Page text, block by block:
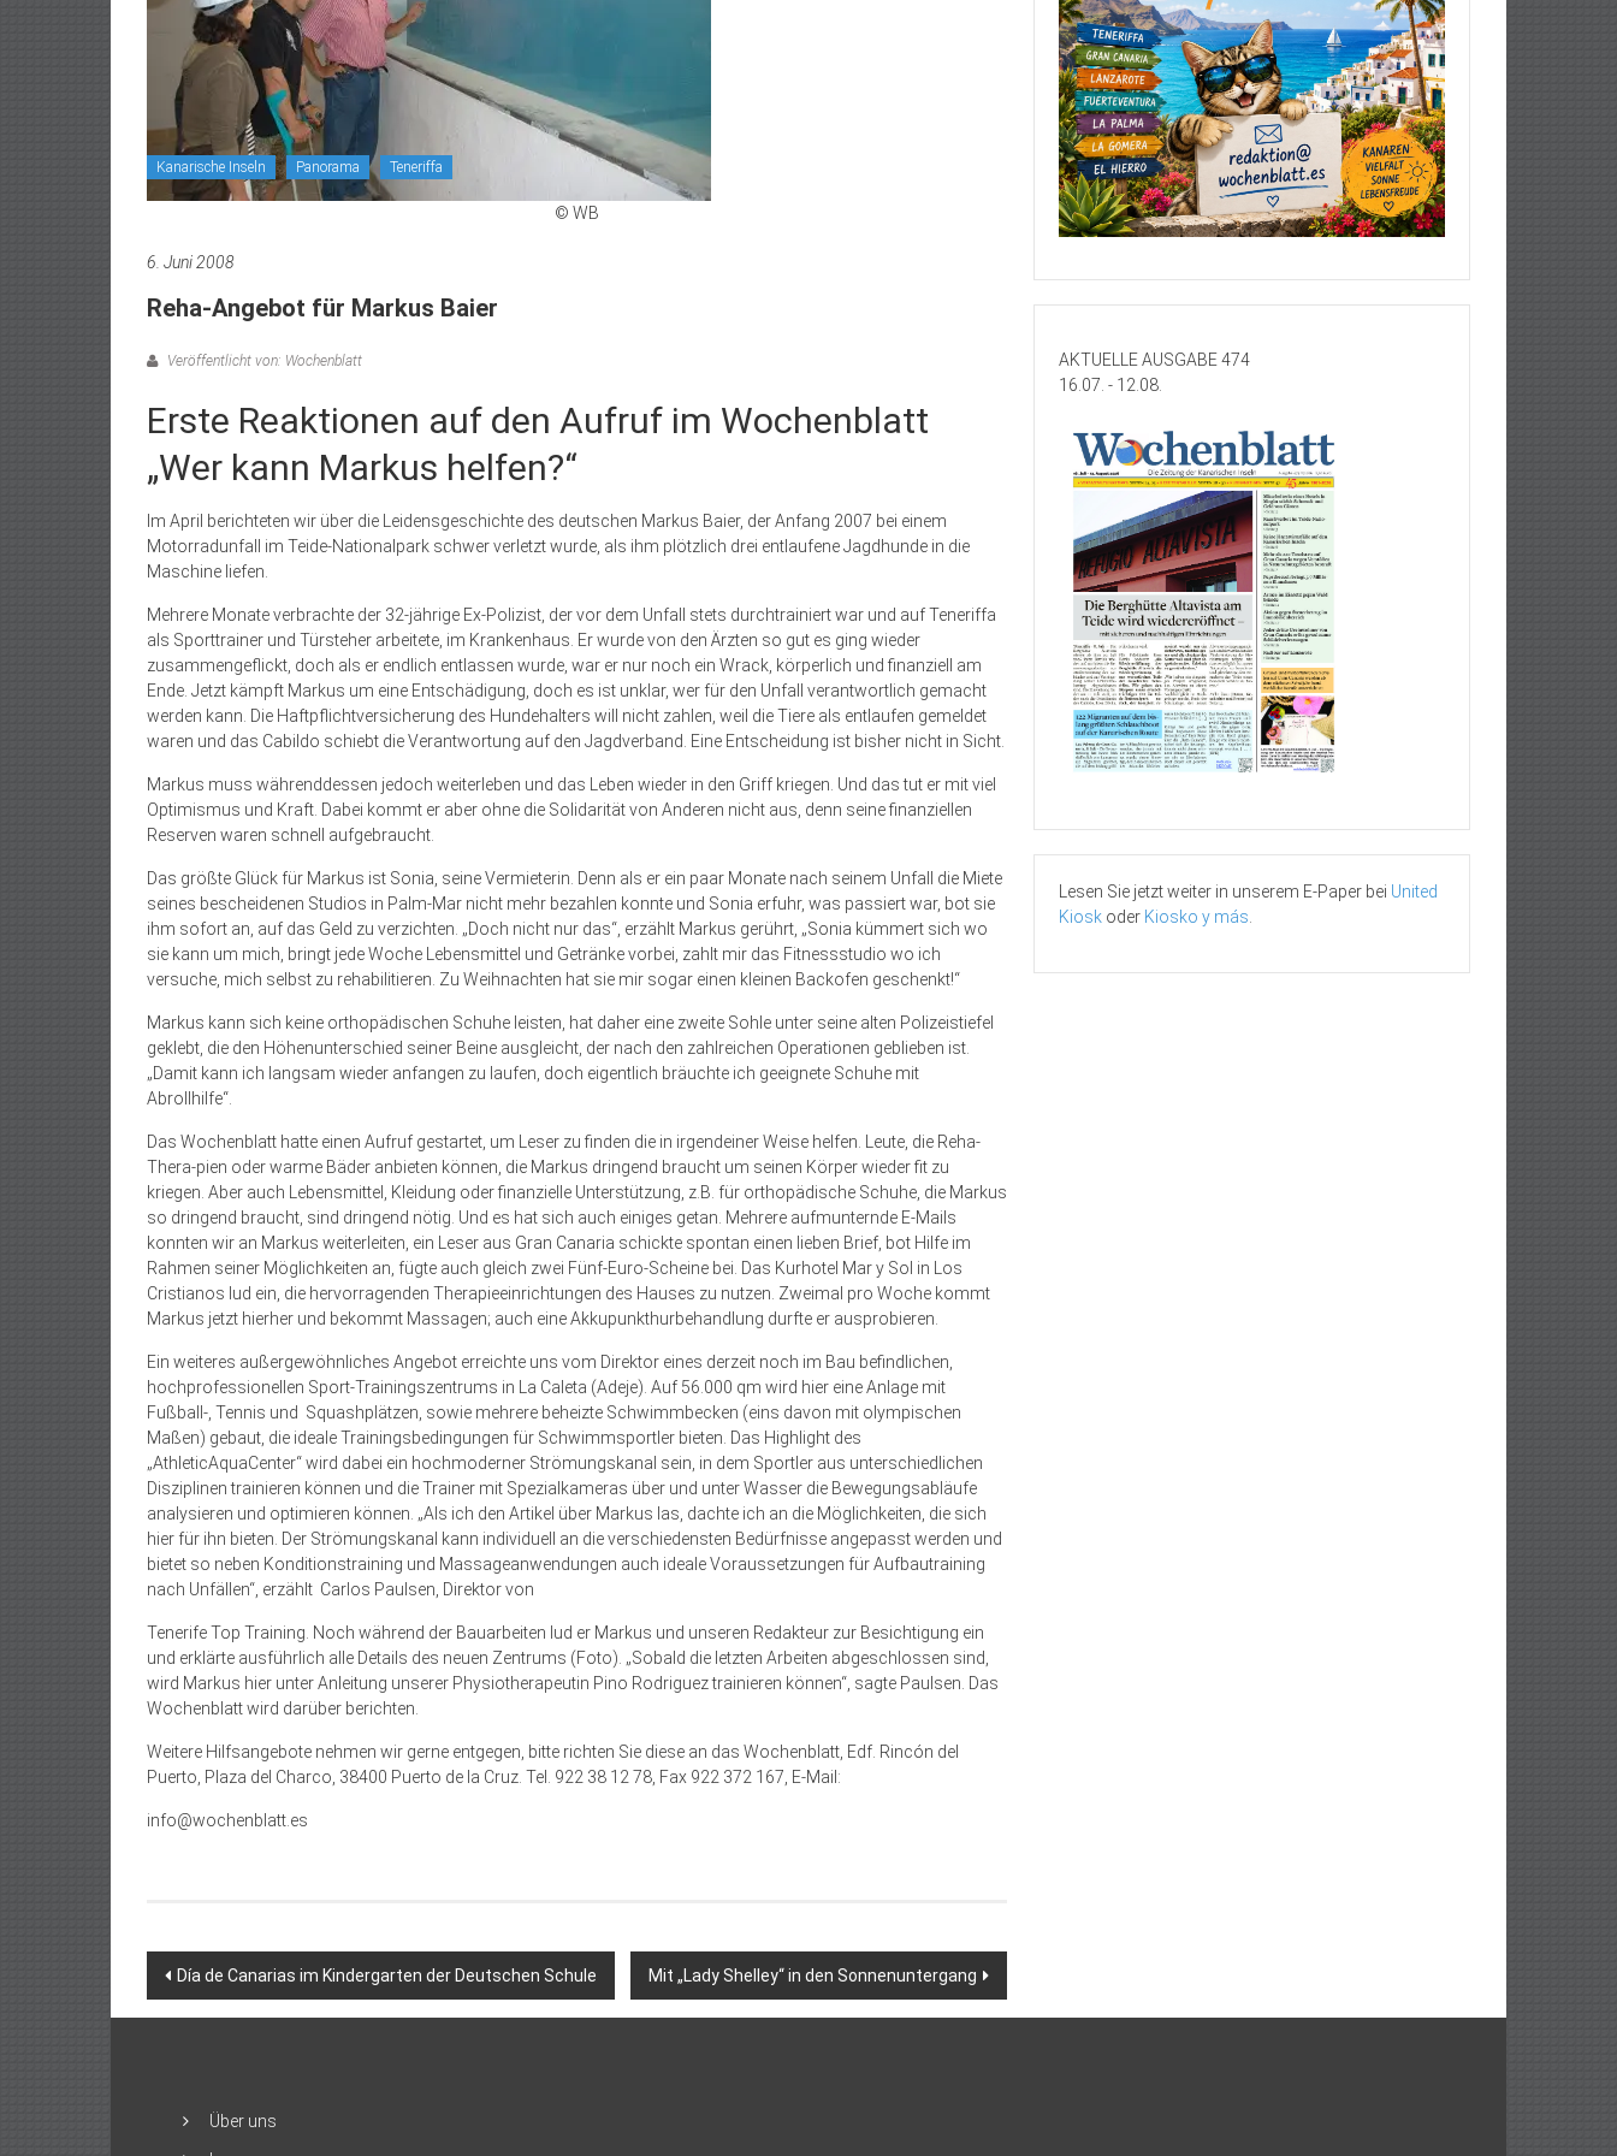
Kanarische Inseln Panorama Teneriffa
© WB
6. Juni 2008
Reha-Angebot für Markus Baier
Veröffentlicht von: Wochenblatt
Erste Reaktionen auf den Aufruf im Wochenblatt
„Wer kann Markus helfen?“
Im April berichteten wir über die Leidensgeschichte des deutschen Markus Baier, der Anfang 2007 bei einem
Motorradunfall im Teide-Nationalpark schwer verletzt wurde, als ihm plötzlich drei entlaufene Jagdhunde in die
Maschine liefen.
Mehrere Monate verbrachte der 32-jährige Ex-Polizist, der vor dem Unfall stets durchtrainiert war und auf Teneriffa
als Sporttrainer und Türsteher arbeitete, im Krankenhaus. Er wurde von den Ärzten so gut es ging wieder
zusammengeflickt, doch als er endlich entlassen wurde, war er nur noch ein Wrack, körperlich und finanziell am
Ende. Jetzt kämpft Markus um eine Entschädigung, doch es ist unklar, wer für den Unfall verantwortlich gemacht
werden kann. Die Haftpflichtversicherung des Hundehalters will nicht zahlen, weil die Tiere als entlaufen gemeldet
waren und das Cabildo schiebt die Verantwortung auf den Jagdverband. Eine Entscheidung ist bisher nicht in Sicht.
Markus muss währenddessen jedoch weiterleben und das Leben wieder in den Griff kriegen. Und das tut er mit viel
Optimismus und Kraft. Dabei kommt er aber ohne die Solidarität von Anderen nicht aus, denn seine finanziellen
Reserven waren schnell aufgebraucht.
Das größte Glück für Markus ist Sonia, seine Vermieterin. Denn als er ein paar Monate nach seinem Unfall die Miete
seines bescheidenen Studios in Palm-Mar nicht mehr bezahlen konnte und Sonia erfuhr, was passiert war, bot sie
ihm sofort an, auf das Geld zu verzichten. „Doch nicht nur das“, erzählt Markus gerührt, „Sonia kümmert sich wo
sie kann um mich, bringt jede Woche Lebensmittel und Getränke vorbei, zahlt mir das Fitnessstudio wo ich
versuche, mich selbst zu rehabilitieren. Zu Weihnachten hat sie mir sogar einen kleinen Backofen geschenkt!“
Markus kann sich keine orthopädischen Schuhe leisten, hat daher eine zweite Sohle unter seine alten Polizeistiefel
geklebt, die den Höhenunterschied seiner Beine ausgleicht, der nach den zahlreichen Operationen geblieben ist.
„Damit kann ich langsam wieder anfangen zu laufen, doch eigentlich bräuchte ich geeignete Schuhe mit
Abrollhilfe“.
Das Wochenblatt hatte einen Aufruf gestartet, um Leser zu finden die in irgendeiner Weise helfen. Leute, die Reha-
Thera-pien oder warme Bäder anbieten können, die Markus dringend braucht um seinen Körper wieder fit zu
kriegen. Aber auch Lebensmittel, Kleidung oder finanzielle Unterstützung, z.B. für orthopädische Schuhe, die Markus
so dringend braucht, sind dringend nötig. Und es hat sich auch einiges getan. Mehrere aufmunternde E-Mails
konnten wir an Markus weiterleiten, ein Leser aus Gran Canaria schickte spontan einen lieben Brief, bot Hilfe im
Rahmen seiner Möglichkeiten an, fügte auch gleich zwei Fünf-Euro-Scheine bei. Das Kurhotel Mar y Sol in Los
Cristianos lud ein, die hervorragenden Therapieeinrichtungen des Hauses zu nutzen. Zweimal pro Woche kommt
Markus jetzt hierher und bekommt Massagen; auch eine Akkupunkthurbehandlung durfte er ausprobieren.
Ein weiteres außergewöhnliches Angebot erreichte uns vom Direktor eines derzeit noch im Bau befindlichen,
hochprofessionellen Sport-Trainingszentrums in La Caleta (Adeje). Auf 56.000 qm wird hier eine Anlage mit
Fußball-, Tennis und Squashplätzen, sowie mehrere beheizte Schwimmbecken (eins davon mit olympischen
Maßen) gebaut, die ideale Trainingsbedingungen für Schwimmsportler bieten. Das Highlight des
„AthleticAquaCenter“ wird dabei ein hochmoderner Strömungskanal sein, in dem Sportler aus unterschiedlichen
Disziplinen trainieren können und die Trainer mit Spezialkameras über und unter Wasser die Bewegungsabläufe
analysieren und optimieren können. „Als ich den Artikel über Markus las, dachte ich an die Möglichkeiten, die sich
hier für ihn bieten. Der Strömungskanal kann individuell an die verschiedensten Bedürfnisse angepasst werden und
bietet so neben Konditionstraining und Massageanwendungen auch ideale Voraussetzungen für Aufbautraining
nach Unfällen“, erzählt Carlos Paulsen, Direktor von
Tenerife Top Training. Noch während der Bauarbeiten lud er Markus und unseren Redakteur zur Besichtigung ein
und erklärte ausführlich alle Details des neuen Zentrums (Foto). „Sobald die letzten Arbeiten abgeschlossen sind,
wird Markus hier unter Anleitung unserer Physiotherapeutin Pino Rodriguez trainieren können“, sagte Paulsen. Das
Wochenblatt wird darüber berichten.
Weitere Hilfsangebote nehmen wir gerne entgegen, bitte richten Sie diese an das Wochenblatt, Edf. Rincón del
Puerto, Plaza del Charco, 38400 Puerto de la Cruz. Tel. 922 38 12 78, Fax 922 372 167, E-Mail:
info@wochenblatt.es
Beitragsnavigation
Día de Canarias im Kindergarten der Deutschen Schule Mit „Lady Shelley“ in den Sonnenuntergang
AKTUELLE AUSGABE 474
16.07. - 12.08.
Lesen Sie jetzt weiter in unserem E-Paper bei United
Kiosk oder Kiosko y más
Über uns